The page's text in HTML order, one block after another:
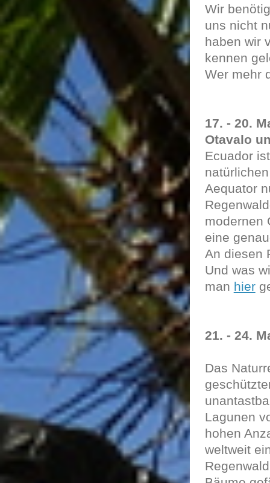
Wir
uns nicht
haben wir
kennen
Wer mehr
17. - 20.
Otavalo
Ecuador
Aequator
modernen
eine
An diesen
Und was
man hier
21. - 24.
Das
Lagunen
hohen
weltweit